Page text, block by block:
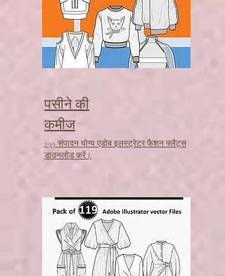
पसीने की
कमीज
199 संपादन योग्य एडोब इलस्ट्रेटर फैशन फ्लैट्स
डाउनलोड करें।